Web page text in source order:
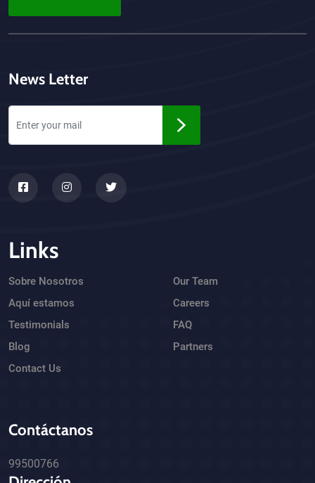
News Letter
Links
Sobre Nosotros
Aquí estamos
Testimonials
Blog
Contact Us
Our Team
Careers
FAQ
Partners
Contáctanos
99500766